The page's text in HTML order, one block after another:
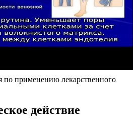
применению лекарственного
действие